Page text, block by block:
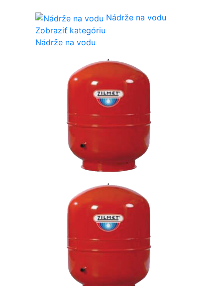
Nádrže na vodu
Zobraziť kategóriu
Nádrže na vodu